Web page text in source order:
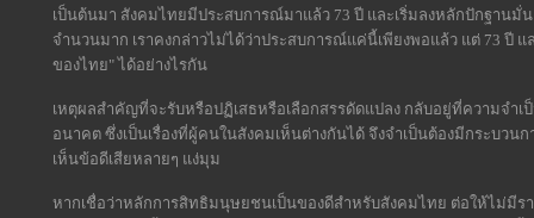
เป็นต้นมา สังคมไทยมีประสบการณ์มาแล้ว 73 ปี และเริ่มลงหลักปักฐานมั่
จำนวนมาก เราคงกล่าวไม่ได้ว่าประสบการณ์แค่นี้เพียงพอแล้ว แต่ 73 ปี
ของไทย" ได้อย่างไรกัน
เหตุผลสำคัญที่จะรับหรือปฏิเสธหรือเลือกสรรดัดแปลง กลับอยู่ที่ความจำ
อนาคต ซึ่งเป็นเรื่องที่ผู้คนในสังคมเห็นต่างกันได้ จึงจำเป็นต้องมีกระบว
เห็นข้อดีเสียหลายๆ แง่มุม
หากเชื่อว่าหลักการสิทธิมนุษยชนเป็นของดีสำหรับสังคมไทย ต่อให้ไม่มี